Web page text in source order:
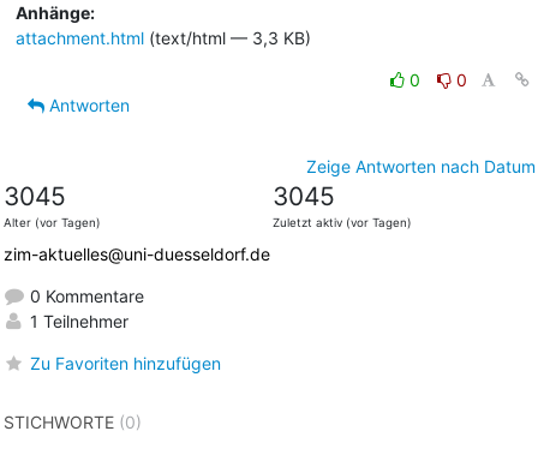
Anhänge:
attachment.html(text/html — 3,3 KB)
0
0
Antworten
Zeige Antworten nach Datum
3045
Alter (vor Tagen)
3045
Zuletzt aktiv (vor Tagen)
zim-aktuelles@uni-duesseldorf.de
0 Kommentare
1 Teilnehmer
Zu Favoriten hinzufügen
STICHWORTE(0)